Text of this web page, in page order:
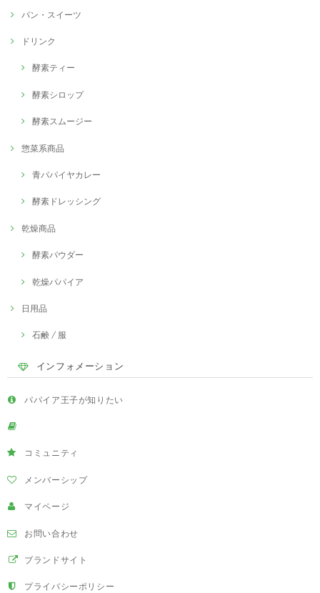
パン・スイーツ
ドリンク
酵素ティー
酵素シロップ
酵素スムージー
惣菜系商品
青パパイヤカレー
酵素ドレッシング
乾燥商品
酵素パウダー
乾燥パパイア
日用品
石鹸 / 服
インフォメーション
パパイア王子が知りたい
コミュニティ
メンバーシップ
マイページ
お問い合わせ
ブランドサイト
プライバシーポリシー